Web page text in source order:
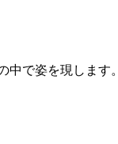
で姿を現します。